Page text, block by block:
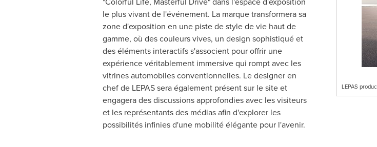
LEPAS
le plus vivant de l'événement. La marque transformera sa
zone d'exposition en une piste de style de vie haut de
gamme, où des couleurs vives, un design sophistiqué et
des éléments interactifs s'associent pour offrir une
expérience véritablement immersive qui rompt avec les
vitrines automobiles conventionnelles. Le designer en
chef de LEPAS sera également présent sur le site et
engagera des discussions approfondies avec les visiteurs
et les représentants des médias afin d'explorer les
possibilités infinies d'une mobilité élégante pour l'avenir.